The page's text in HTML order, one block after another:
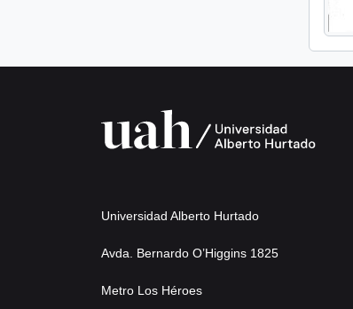
Universidad Alberto Hurtado
Avda. Bernardo O’Higgins 1825
Metro Los Héroes